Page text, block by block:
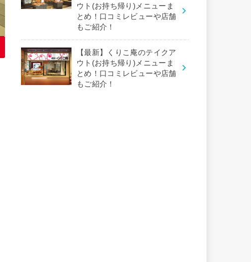
ウト(お持ち帰り)メニューま
とめ！口コミレビューや店舗
もご紹介！
【最新】くりこ庵のテイクア
ウト(お持ち帰り)メニューま
とめ！口コミレビューや店舗
もご紹介！